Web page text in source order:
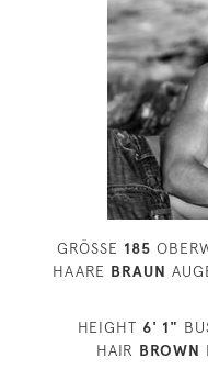
GRÖSSE 185
HAARE BRAUN
HEIGHT 6' 1"
HAIR BROWN